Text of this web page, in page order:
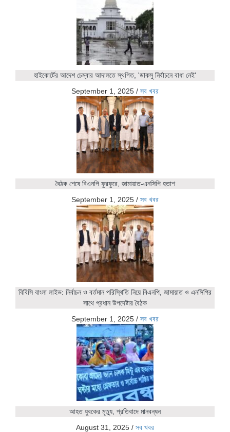
হাইকোর্টের আদেশ চেম্বার আদালতে স্থগিত, 'ডাকসু নির্বাচনে বাধা নেই'
September 1, 2025 / সব খবর
বৈঠক শেষে বিএনপি ফুরফুরে, জামায়াত-এনসিপি হতাশ
September 1, 2025 / সব খবর
বিবিসি বাংলা লাইভ: নির্বাচন ও বর্তমান পরিস্থিতি নিয়ে বিএনপি, জামায়াত ও এনসিপির
সাথে প্রধান উপদেষ্টার বৈঠক
September 1, 2025 / সব খবর
আহত যুবকের মৃত্যু, প্রতিবাদে মানবন্ধন
August 31, 2025 / সব খবর